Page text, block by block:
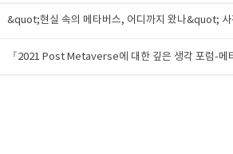
&quot;현실 속의 메타버스, 어디까지 왔나&quot; 사
『​2021 Post Metaverse에 대한 깊은 생각 포럼-메